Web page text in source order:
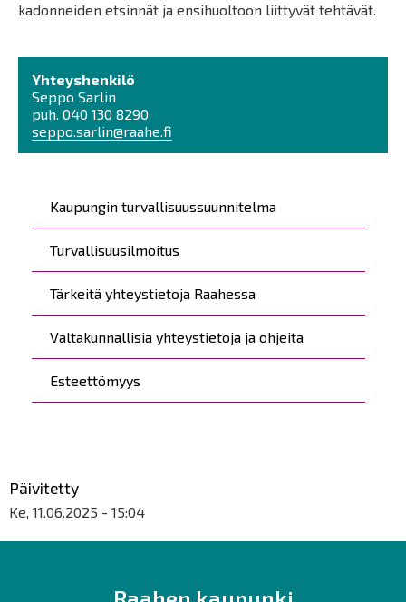
Päävalikko
Kaupungin turvallisuussuunnitelma
Turvallisuusilmoitus
Tärkeitä yhteystietoja Raahessa
Valtakunnallisia yhteystietoja ja ohjeita
Esteettömyys
kadonneiden etsinnät ja ensihuoltoon liittyvät tehtävät.
Yhteyshenkilö
Seppo Sarlin
puh. 040 130 8290
seppo.sarlin@raahe.fi
Päivitetty
Ke, 11.06.2025 - 15:04